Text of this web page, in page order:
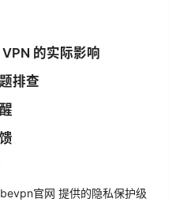
的实际影响
排查
官网 提供的隐私保护级